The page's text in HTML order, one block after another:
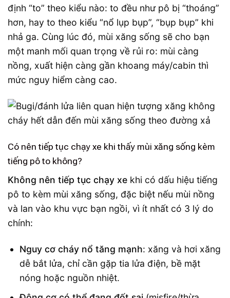
định “to” theo kiểu nào: to đều như pô bị “thoáng”
hơn, hay to theo kiểu “nổ lụp bụp”, “bụp bụp” khi
nhả ga. Cùng lúc đó, mùi xăng sống sẽ cho bạn
một manh mối quan trọng về rủi ro: mùi càng
nồng, xuất hiện càng gần khoang máy/cabin thì
mức nguy hiểm càng cao.
Có nên tiếp tục chạy xe khi thấy mùi xăng sống kèm
tiếng pô to không?
Không nên tiếp tục chạy xe khi có dấu hiệu tiếng
pô to kèm mùi xăng sống, đặc biệt nếu mùi nồng
và lan vào khu vực bạn ngồi, vì ít nhất có 3 lý do
chính:
Nguy cơ cháy nổ tăng mạnh: xăng và hơi xăng
dễ bắt lửa, chỉ cần gặp tia lửa điện, bề mặt
nóng hoặc nguồn nhiệt.